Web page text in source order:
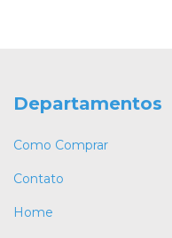
Departamentos
Como Comprar
Contato
Home